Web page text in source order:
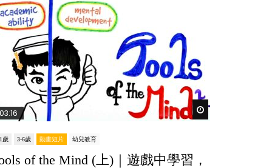
Watch Later
03:16
歲 3-6歲 動畫短片 幼兒教育
of the Mind (上)｜遊戲中學習，